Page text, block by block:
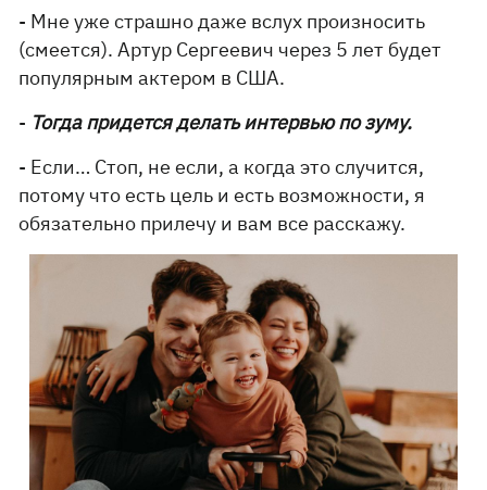
- Мне уже страшно даже вслух произносить
(смеется). Артур Сергеевич через 5 лет будет
популярным актером в США.
- Тогда придется делать интервью по зуму.
- Если… Стоп, не если, а когда это случится,
потому что есть цель и есть возможности, я
обязательно прилечу и вам все расскажу.